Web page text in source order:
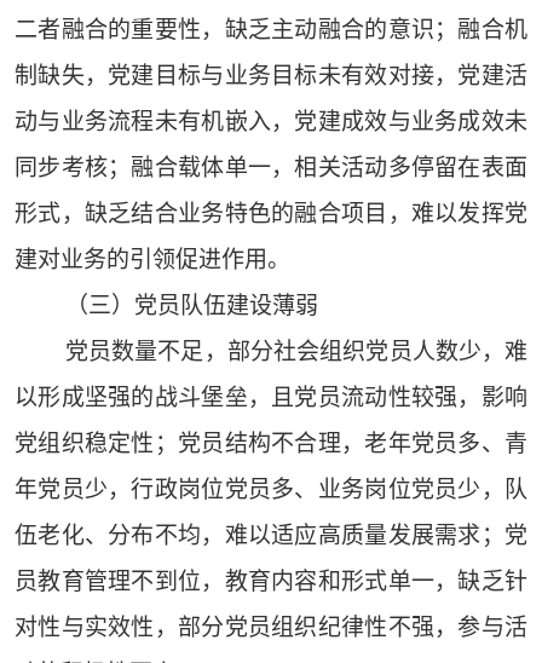
二者融合的重要性，缺乏主动融合的意识；融合机
制缺失，党建目标与业务目标未有效对接，党建活
动与业务流程未有机嵌入，党建成效与业务成效未
同步考核；融合载体单一，相关活动多停留在表面
形式，缺乏结合业务特色的融合项目，难以发挥党
建对业务的引领促进作用。
（三）党员队伍建设薄弱
党员数量不足，部分社会组织党员人数少，难
以形成坚强的战斗堡垒，且党员流动性较强，影响
党组织稳定性；党员结构不合理，老年党员多、青
年党员少，行政岗位党员多、业务岗位党员少，队
伍老化、分布不均，难以适应高质量发展需求；党
员教育管理不到位，教育内容和形式单一，缺乏针
对性与实效性，部分党员组织纪律性不强，参与活